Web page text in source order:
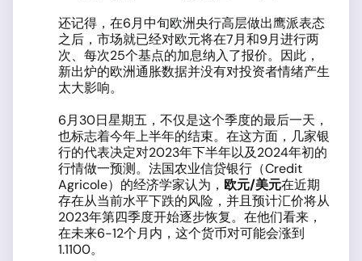
还记得，在6月中旬欧洲央行高层做出鹰派表态
之后，市场就已经对欧元将在7月和9月进行两
次、每次25个基点的加息纳入了报价。因此，
新出炉的欧洲通胀数据并没有对投资者情绪产生
太大影响。
6月30日星期五，不仅是这个季度的最后一天，
也标志着今年上半年的结束。在这方面，几家银
行的代表决定对2023年下半年以及2024年初的
行情做一预测。法国农业信贷银行（Credit
Agricole）的经济学家认为， 欧元/美元在近期
存在从当前水平下跌的风险，并且预计汇价将从
2023年第四季度开始逐步恢复。在他们看来，
在未来6-12个月内，这个货币对可能会涨到
1.1100。